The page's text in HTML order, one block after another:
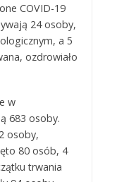
COVID-19
24 osoby,
a 5
ozdrowiało
w
683 osoby.
osoby,
80 osób, 4
trwania